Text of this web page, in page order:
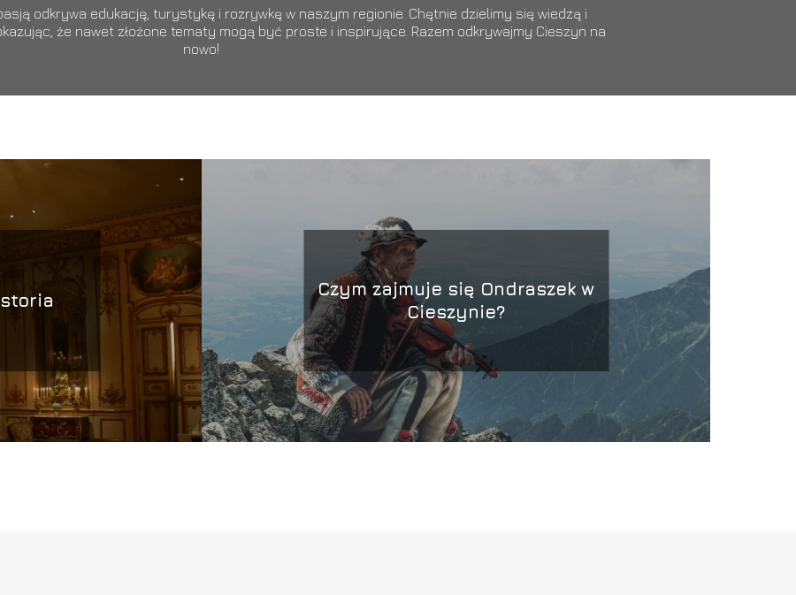
odkrywa edukację, turystykę i rozrywkę w naszym regionie. Chętnie dzielimy się wiedzą i
że nawet złożone tematy mogą być proste i inspirujące. Razem odkrywajmy Cieszyn na
nowo!
Czym zajmuje się Ondraszek w
Cieszynie?